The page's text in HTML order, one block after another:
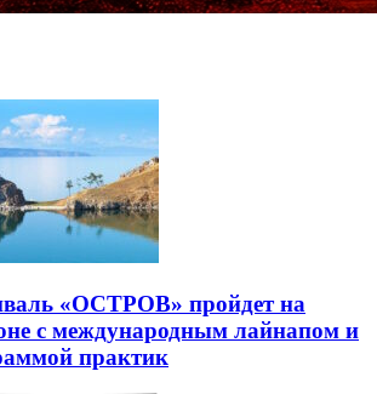
«ОСТРОВ» пройдет на
с международным лайнапом и
практик